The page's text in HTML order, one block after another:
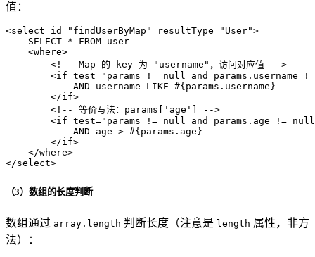
值：
<select id="findUserByMap" resultType="User">
    SELECT * FROM user
<where>
<!-- Map 的 key 为 "username"，访问对应值 -->
<if test="params != null and params.username
            AND username LIKE #{params.username}
</if>
<!-- 等价写法：params['age'] -->
<if test="params != null and params.age !=
            AND age > #{params.age}
</if>
</where>
</select>
（3）数组的长度判断
数组通过 array.length 判断长度（注意是 length 属性，非方
法）：